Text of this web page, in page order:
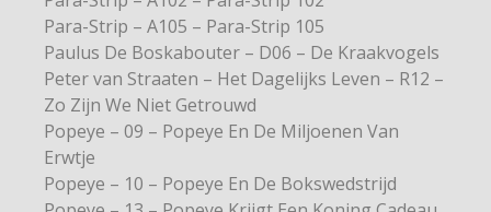
Para-Strip – A105 – Para-Strip 105
Paulus De Boskabouter – D06 – De Kraakvogels
Peter van Straaten – Het Dagelijks Leven – R12 –
Zo Zijn We Niet Getrouwd
Popeye – 09 – Popeye En De Miljoenen Van
Erwtje
Popeye – 10 – Popeye En De Bokswedstrijd